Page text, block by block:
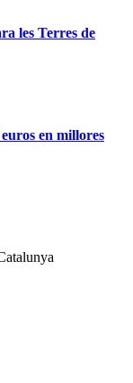
les Terres de
en millores